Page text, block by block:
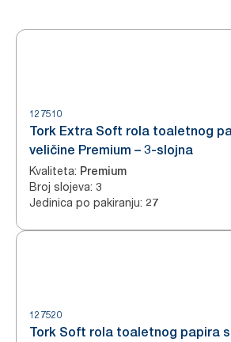
127510
Tork Extra Soft rola toaletnog
veličine Premium – 3-slojna
Kvaliteta: Premium
Broj slojeva: 3
Jedinica po pakiranju: 27
127520
Tork Soft rola toaletnog papira